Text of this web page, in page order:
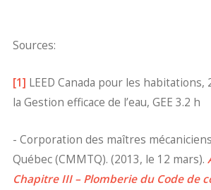
Sources:
[1] LEED Canada pour les
la Gestion efficace de l’eau, GEE 3.2 h
- Corporation des maîtres
Québec (CMMTQ). (2013, le 12 mars).
Chapitre III – Plomberie du Code de